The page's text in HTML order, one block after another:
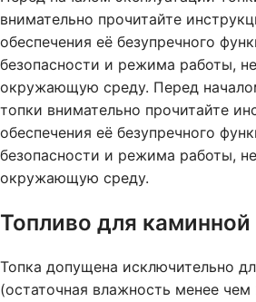
внимательно прочитайте
обеспечения её безупречного
безопасности и режима работы,
окружающую среду. Перед
топки внимательно прочитайте
обеспечения её безупречного
безопасности и режима работы,
окружающую среду.
Топливо для каминной
Топка допущена исключительно
(остаточная влажность менее